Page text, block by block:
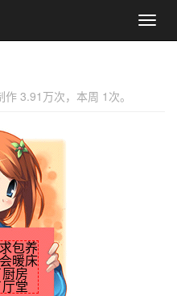
3.91万次，本周 1次。
包养
暖床
房
堂